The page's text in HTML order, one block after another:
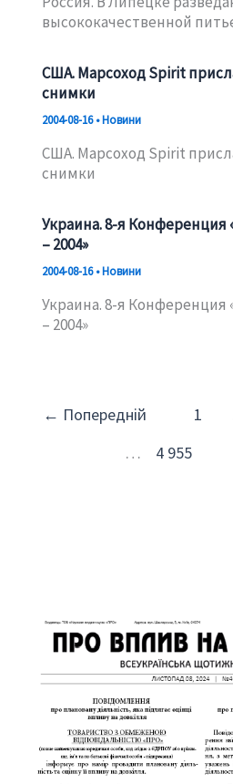
высококачественной
США. Марсоход Spirit
снимки
2004-08-16•Новини
США. Марсоход Spirit
снимки
Украина. 8-я Конференция
– 2004»
2004-08-16•Новини
Украина. 8-я Конференция
– 2004»
← Попередній 1
…
4 955